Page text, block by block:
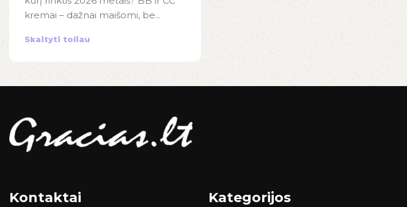
kremai – dažnai maišomi, be...
Skaityti toliau
Kontaktai Kategorijos